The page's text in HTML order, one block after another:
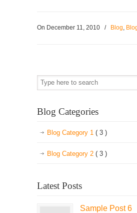
On December 11, 2010 / Blog,
Blog Categories
Blog Category 1 ( 3 )
Blog Category 2 ( 3 )
Latest Posts
Sample Post 6